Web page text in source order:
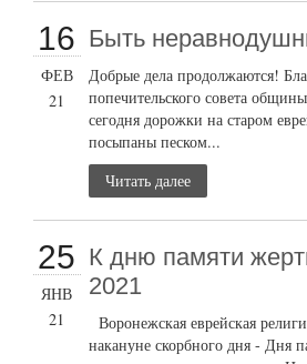
16
ФЕВ
21
Быть
Добрые дела продолжаются!
попечительского совета
сегодня дорожки на старом
посыпаны песком...
Читать далее
25
ЯНВ
21
К дню памяти
2021
Воронежская еврейская
накануне скорбного дня - Дня